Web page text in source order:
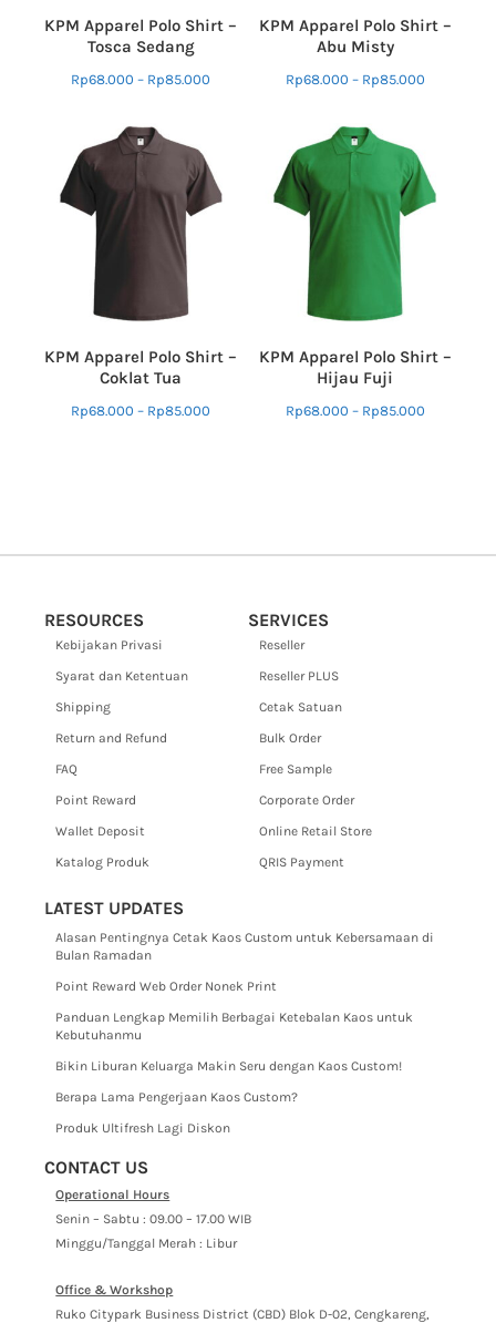
KPM Apparel Polo Shirt –
Tosca Sedang
Rp68.000 – Rp85.000
KPM Apparel Polo Shirt –
Abu Misty
Rp68.000 – Rp85.000
KPM Apparel Polo Shirt –
Coklat Tua
Rp68.000 – Rp85.000
KPM Apparel Polo Shirt –
Hijau Fuji
Rp68.000 – Rp85.000
RESOURCES SERVICES
LATEST UPDATES
CONTACT US
Kebijakan Privasi
Syarat dan Ketentuan
Shipping
Return and Refund
FAQ
Point Reward
Wallet Deposit
Katalog Produk
Reseller
Reseller PLUS
Cetak Satuan
Bulk Order
Free Sample
Corporate Order
Online Retail Store
QRIS Payment
Alasan Pentingnya Cetak Kaos Custom untuk Kebersamaan di
Bulan Ramadan
Point Reward Web Order Nonek Print
Panduan Lengkap Memilih Berbagai Ketebalan Kaos untuk
Kebutuhanmu
Bikin Liburan Keluarga Makin Seru dengan Kaos Custom!
Berapa Lama Pengerjaan Kaos Custom?
Produk Ultifresh Lagi Diskon
Operational Hours
Senin – Sabtu : 09.00 – 17.00 WIB
Minggu/Tanggal Merah : Libur
Office & Workshop
Ruko Citypark Business District (CBD) Blok D-02, Cengkareng,